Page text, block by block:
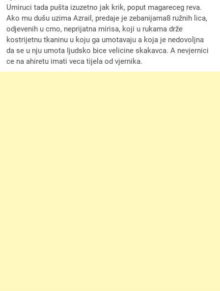
Umiruci tada pušta izuzetno jak krik, poput magareceg reva.
Ako mu dušu uzima Azrail, predaje je zebanijama8 ružnih lica,
odjevenih u cmo, neprijatna mirisa, koji u rukama drže
kostrijetnu tkaninu u koju ga umotavaju a koja je nedovoljna
da se u nju umota Ijudsko bice velicine skakavca. A nevjernici
ce na ahiretu imati veca tijela od vjernika.